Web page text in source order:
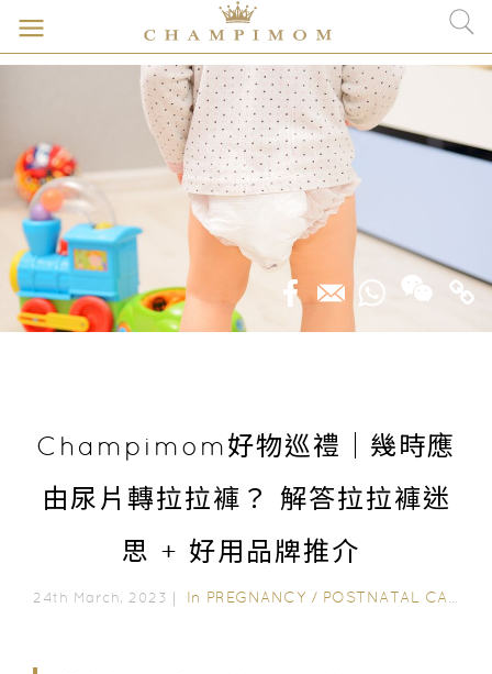
Champimom好物巡禮｜幾時應
由尿片轉拉拉褲？ 解答拉拉褲迷
思 + 好用品牌推介
24th March, 2023｜ In PREGNANCY / POSTNATAL CARE